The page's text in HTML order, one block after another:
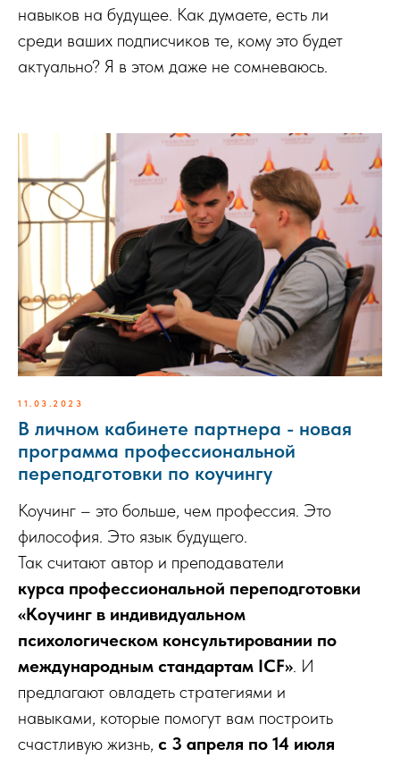
навыков на будущее. Как думаете, есть ли
среди ваших подписчиков те, кому это будет
актуально? Я в этом даже не сомневаюсь.
11.03.2023
В личном кабинете партнера - новая
программа профессиональной
переподготовки по коучингу
Коучинг – это больше, чем профессия. Это
философия. Это язык будущего.
Так считают автор и преподаватели
курса профессиональной переподготовки
«Коучинг в индивидуальном
психологическом консультировании по
международным стандартам ICF». И
предлагают овладеть стратегиями и
навыками, которые помогут вам построить
счастливую жизнь, с 3 апреля по 14 июля